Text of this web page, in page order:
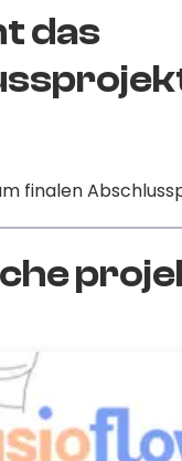
das
finalen